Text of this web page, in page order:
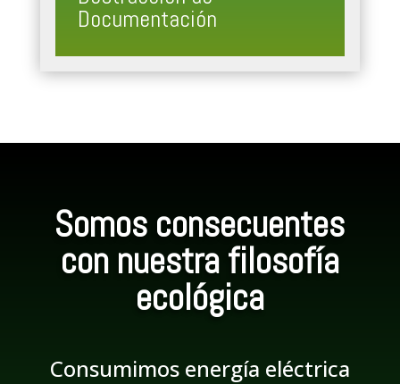
Documentación
Somos consecuentes
con nuestra filosofía
ecológica
Consumimos energía eléctrica